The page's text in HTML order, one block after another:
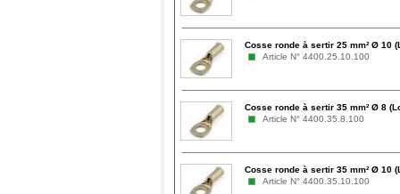
Cosse ronde à sertir 25 mm² Ø 10
Article N° 4400.25.10.100
Cosse ronde à sertir 35 mm² Ø 8
Article N° 4400.35.8.100
Cosse ronde à sertir 35 mm² Ø 10
Article N° 4400.35.10.100